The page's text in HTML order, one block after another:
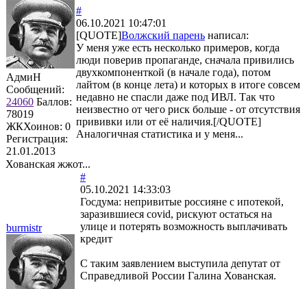
АдмиН
Сообщений:
24060 Баллов:
78019
ЖКХоинов: 0
Регистрация:
21.01.2013
#
06.10.2021 10:47:01
[QUOTE]Волжский парень написал:
У меня уже есть несколько примеров, когда
люди поверив пропаганде, сначала привились
двухкомпоненткой (в начале года), потом
лайтом (в конце лета) и которых в итоге совсем
недавно не спасли даже под ИВЛ. Так что
неизвестно от чего риск больше - от отсутствия
прививки или от её наличия.[/QUOTE]
Аналогичная статистика и у меня...
Хованская жжот...
burmistr
#
05.10.2021 14:33:03
Госдума: непривитые россияне с ипотекой,
заразившиеся covid, рискуют остаться на
улице и потерять возможность выплачивать
кредит
С таким заявлением выступила депутат от
Справедливой России Галина Хованская.